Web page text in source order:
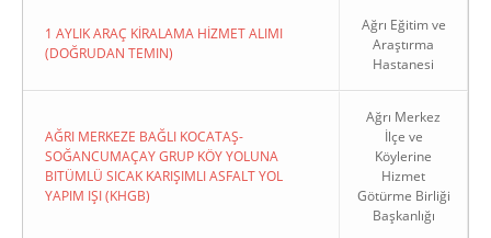
1 AYLIK ARAÇ KİRALAMA HİZMET ALIMI
(DOĞRUDAN TEMIN)
Ağrı Eğitim ve
Araştırma
Hastanesi
AĞRI MERKEZE BAĞLI KOCATAŞ-
SOĞANCUMAÇAY GRUP KÖY YOLUNA
BITÜMLÜ SICAK KARIŞIMLI ASFALT YOL
YAPIM IŞI (KHGB)
Ağrı Merkez
İlçe ve
Köylerine
Hizmet
Götürme Birliği
Başkanlığı